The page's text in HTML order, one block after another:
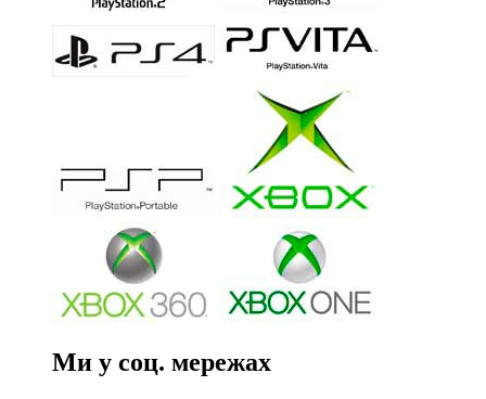
Ми у соц. мережах